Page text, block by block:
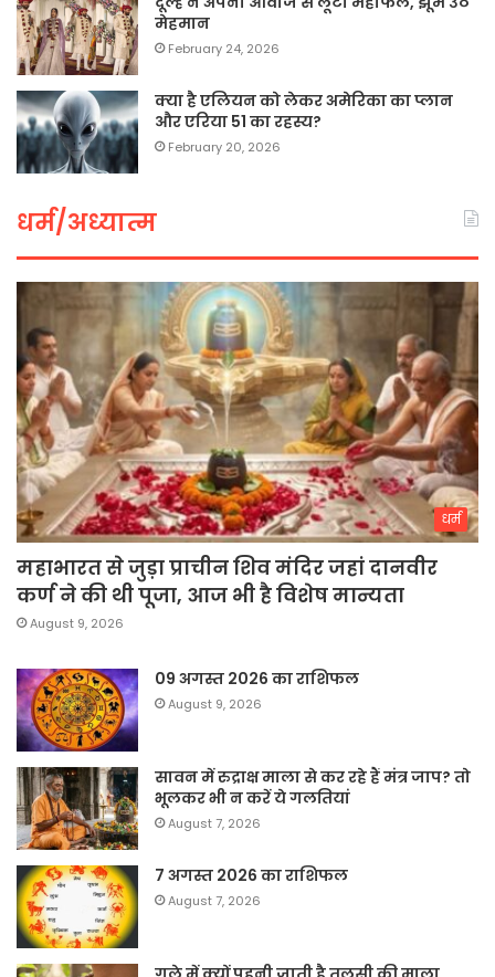
मेहमान
February 24, 2026
क्या है एलियन को लेकर अमेरिका का प्लान
और एरिया 51 का रहस्य?
February 20, 2026
धर्म/अध्यात्म
धर्म
महाभारत से जुड़ा प्राचीन शिव मंदिर जहां दानवीर
कर्ण ने की थी पूजा, आज भी है विशेष मान्यता
August 9, 2026
09 अगस्त 2026 का राशिफल
August 9, 2026
सावन में रुद्राक्ष माला से कर रहे हैं मंत्र जाप? तो
भूलकर भी न करें ये गलतियां
August 7, 2026
7 अगस्त 2026 का राशिफल
August 7, 2026